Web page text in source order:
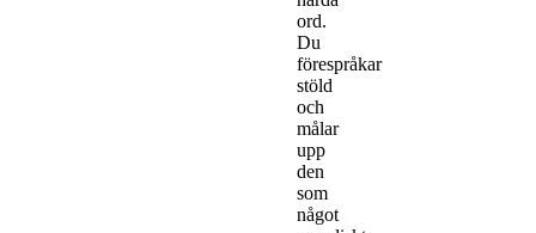
ord.
Du
förespråkar
stöld
och
målar
upp
den
som
något